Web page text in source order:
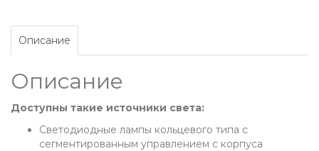
Описание
Описание
Доступны такие источники света:
Светодиодные лампы кольцевого типа с
сегментированным управлением с корпуса